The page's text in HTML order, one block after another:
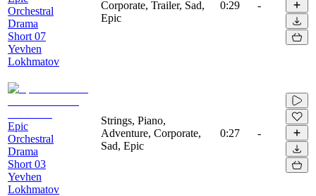
Orchestral
Drama
Short 07
Yevhen
Lokhmatov
Corporate, Trailer, Sad,
Epic
0:29 -
Epic
Orchestral
Drama
Short 03
Yevhen
Lokhmatov
Strings, Piano,
Adventure, Corporate,
Sad, Epic
0:27 -